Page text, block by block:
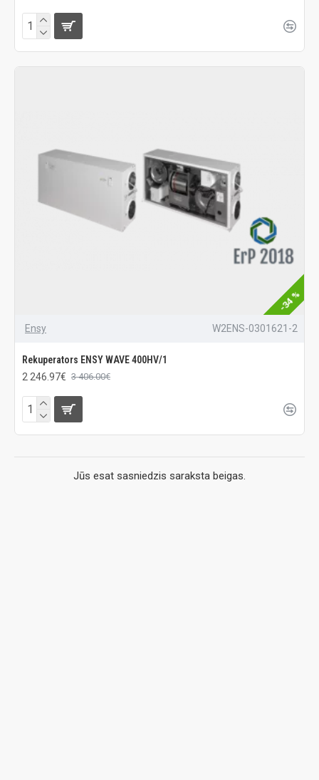
-34 %
Ensy W2ENS-0301621-2
Rekuperators ENSY WAVE 400HV/1
2 246.97€ 3 406.00€
Jūs esat sasniedzis saraksta beigas.